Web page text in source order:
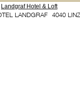
Landgraf Hotel & Loft